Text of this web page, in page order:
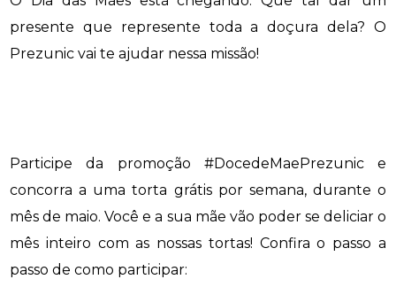
presente que represente toda a doçura dela? O
Prezunic vai te ajudar nessa missão!
Participe da promoção #DocedeMaePrezunic e
concorra a uma torta grátis por semana, durante o
mês de maio. Você e a sua mãe vão poder se deliciar o
mês inteiro com as nossas tortas! Confira o passo a
passo de como participar: